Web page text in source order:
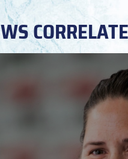
CORRELATE